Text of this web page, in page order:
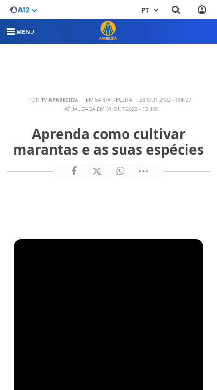
PT
MENU
POR TV APARECIDA EM SANTA RECEITA
28 OUT 2022 - 09H27
ATUALIZADA EM 31 OUT 2022 - 12H06
Aprenda como cultivar
marantas e as suas espécies